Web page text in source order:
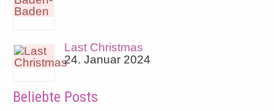
Last Christmas
24. Januar 2024
Beliebte Posts